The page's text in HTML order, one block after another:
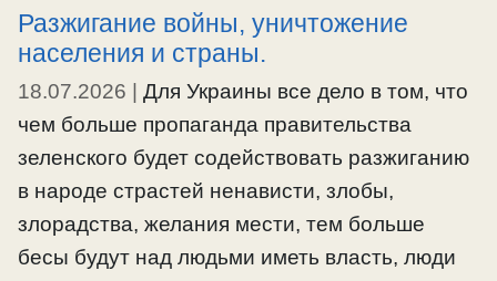
Разжигание войны, уничтожение
населения и страны.
18.07.2026 | Для Украины все дело в том, что
чем больше пропаганда правительства
зеленского будет содействовать разжиганию
в народе страстей ненависти, злобы,
злорадства, желания мести, тем больше
бесы будут над людьми иметь власть, люди